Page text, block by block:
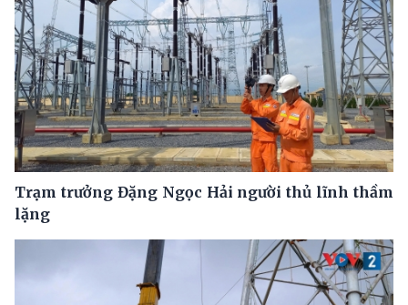
Trạm trưởng Đặng Ngọc Hải người thủ lĩnh thầm
lặng